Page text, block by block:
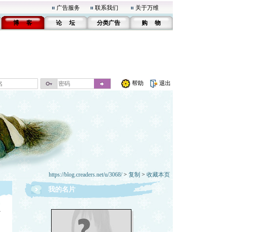
广告服务 联系我们 关于万维
博 客 论 坛 分类广告 购 物
帮助 退出
https://blog.creaders.net/u/3068/> 复制 > 收藏本页
我的名片